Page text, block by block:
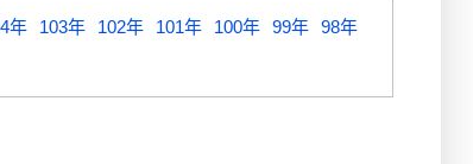
年 103年 102年 101年 100年 99年 98年